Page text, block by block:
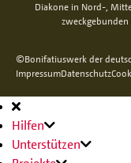
Diakone in Nord-,
©Bonifatiuswerk der
ImpressumDatenschutz
Hilfen
Unterstützen